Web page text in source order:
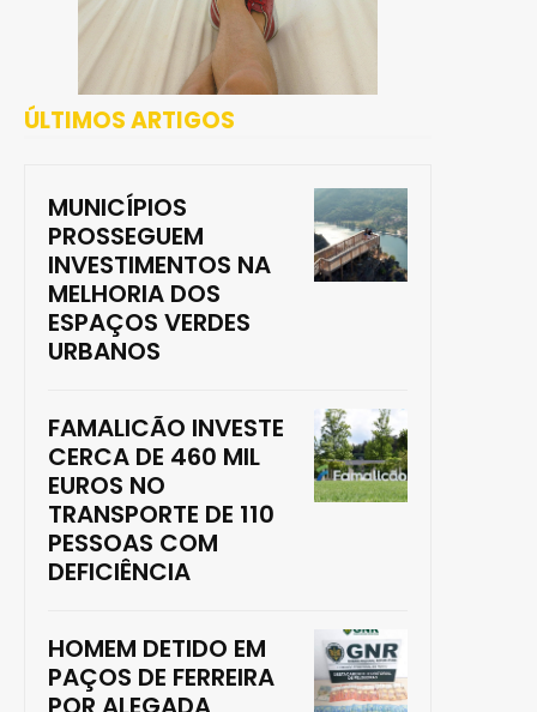
ÚLTIMOS ARTIGOS
MUNICÍPIOS
PROSSEGUEM
INVESTIMENTOS NA
MELHORIA DOS
ESPAÇOS VERDES
URBANOS
FAMALICÃO INVESTE
CERCA DE 460 MIL
EUROS NO
TRANSPORTE DE 110
PESSOAS COM
DEFICIÊNCIA
HOMEM DETIDO EM
PAÇOS DE FERREIRA